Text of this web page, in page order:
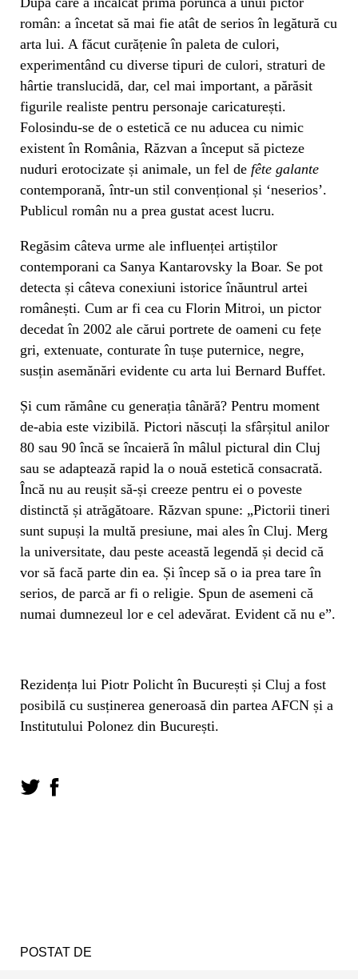
român: a încetat să mai fie atât de serios în legătură cu
arta lui. A făcut curățenie în paleta de culori,
experimentând cu diverse tipuri de culori, straturi de
hârtie translucidă, dar, cel mai important, a părăsit
figurile realiste pentru personaje caricaturești.
Folosindu-se de o estetică ce nu aducea cu nimic
existent în România, Răzvan a început să picteze
nuduri erotocizate și animale, un fel de fête galante
contemporană, într-un stil convențional și ‘neserios’.
Publicul român nu a prea gustat acest lucru.
Regăsim câteva urme ale influenței artiștilor
contemporani ca Sanya Kantarovsky la Boar. Se pot
detecta și câteva conexiuni istorice înăuntrul artei
românești. Cum ar fi cea cu Florin Mitroi, un pictor
decedat în 2002 ale cărui portrete de oameni cu fețe
gri, extenuate, conturate în tușe puternice, negre,
susțin asemănări evidente cu arta lui Bernard Buffet.
Și cum rămâne cu generația tânără? Pentru moment
de-abia este vizibilă. Pictori născuți la sfârșitul anilor
80 sau 90 încă se încaieră în mâlul pictural din Cluj
sau se adaptează rapid la o nouă estetică consacrată.
Încă nu au reușit să-și creeze pentru ei o poveste
distinctă și atrăgătoare. Răzvan spune: „Pictorii tineri
sunt supuși la multă presiune, mai ales în Cluj. Merg
la universitate, dau peste această legendă și decid că
vor să facă parte din ea. Și încep să o ia prea tare în
serios, de parcă ar fi o religie. Spun de asemeni că
numai dumnezeul lor e cel adevărat. Evident că nu e”.
Rezidența lui Piotr Policht în București și Cluj a fost
posibilă cu susținerea generoasă din partea AFCN și a
Institutului Polonez din București.
POSTAT DE